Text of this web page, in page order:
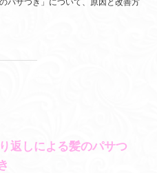
返しによる髪のパサつ